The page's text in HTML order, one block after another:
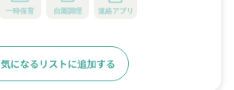
一時保育 自園調理 連絡アプリ
気になるリストに追加する